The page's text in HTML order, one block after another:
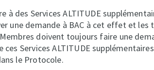
à des Services ALTITUDE
une demande à BAC à cet effet et les
doivent toujours faire une
Services ALTITUDE
le Protocole.